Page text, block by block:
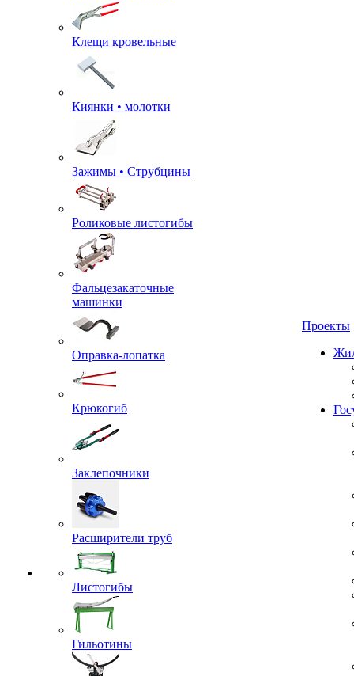
Клещи кровельные
Киянки • молотки
Зажимы • Струбцины
Роликовые листогибы
Фальцезакаточные
машинки
Оправка-лопатка
Крюкогиб
Заклепочники
Расширители труб
Листогибы
Гильотины
Проекты